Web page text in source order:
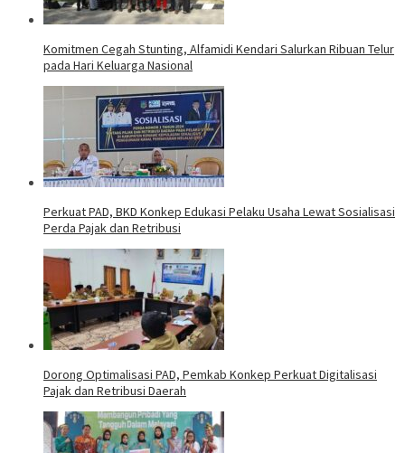
Komitmen Cegah Stunting, Alfamidi Kendari Salurkan Ribuan Telur
pada Hari Keluarga Nasional
Perkuat PAD, BKD Konkep Edukasi Pelaku Usaha Lewat Sosialisasi
Perda Pajak dan Retribusi
Dorong Optimalisasi PAD, Pemkab Konkep Perkuat Digitalisasi
Pajak dan Retribusi Daerah